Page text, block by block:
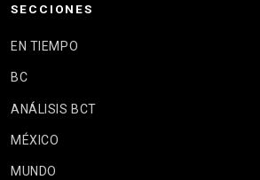
SECCIONES
EN TIEMPO
BC
ANÁLISIS BCT
MÉXICO
MUNDO